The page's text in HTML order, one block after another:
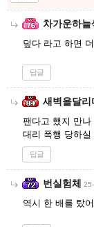
차가운하늘
덮다 라고 하면
답글
새벽을달리
팬다고 했지 만나
대리 폭행 당하실
답글
번실험체
역시 한 배를 탔